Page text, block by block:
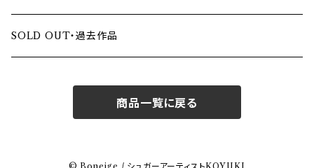
SOLD OUT・過去作品
商品一覧に戻る